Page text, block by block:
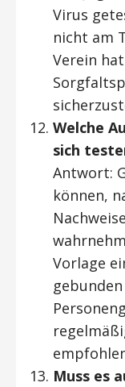
Virus
nicht am
Verein
Welche
sich
Antwort:
können,
Vorlage
Muss es